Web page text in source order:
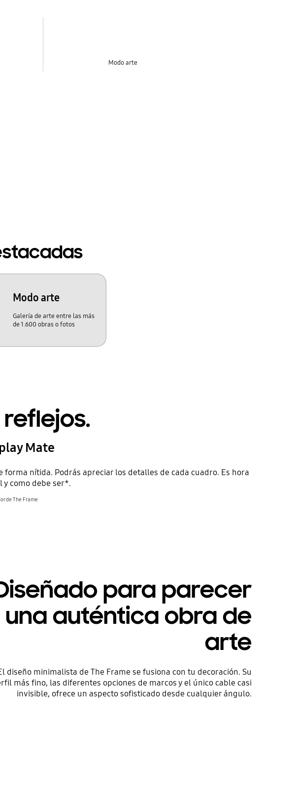
Modo arte
Modo arte
Galería de arte entre las más
de 1.600 obras o fotos
Mate
nítida. Podrás apreciar los detalles de cada cuadro. Es hora
como debe ser*.
de The Frame
para parecer
una auténtica obra de
arte
diseño minimalista de The Frame se fusiona con tu decoración. Su
más fino, las diferentes opciones de marcos y el único cable casi
invisible, ofrece un aspecto sofisticado desde cualquier ángulo.